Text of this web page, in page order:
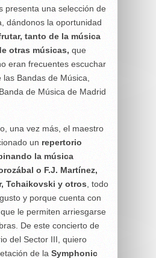
presenta una selección de
dándonos la oportunidad
tanto de la música
otras músicas, que
eran frecuentes escuchar
Bandas de Música,
de Música de Madrid
una vez más, el maestro
un repertorio
la música
o F.J. Martínez,
Tchaikovski y otros , todo
y porque cuenta con
le permiten arriesgarse
De este concierto de
del Sector III, quiero
de la Symphonic